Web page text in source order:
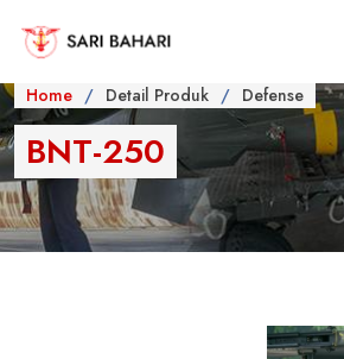
Home Detail Produk Defense
BNT-250